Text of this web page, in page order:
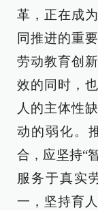
革，正在成
同推进的重
劳动教育创
效的同时，
人的主体性
动的弱化。
合，应坚持“
服务于真实
一，坚持育